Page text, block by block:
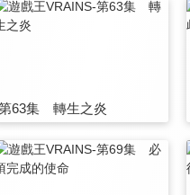
63集 轉生之炎